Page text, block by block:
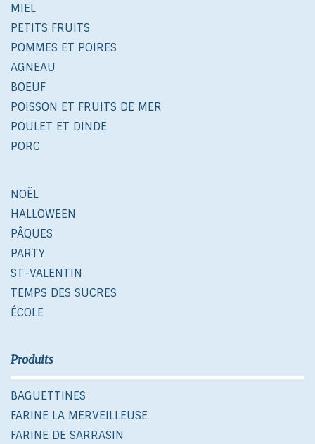
MIEL
PETITS FRUITS
POMMES ET POIRES
AGNEAU
BOEUF
POISSON ET FRUITS DE MER
POULET ET DINDE
PORC
NOËL
HALLOWEEN
PÂQUES
PARTY
ST-VALENTIN
TEMPS DES SUCRES
ÉCOLE
Produits
BAGUETTINES
FARINE LA MERVEILLEUSE
FARINE DE SARRASIN